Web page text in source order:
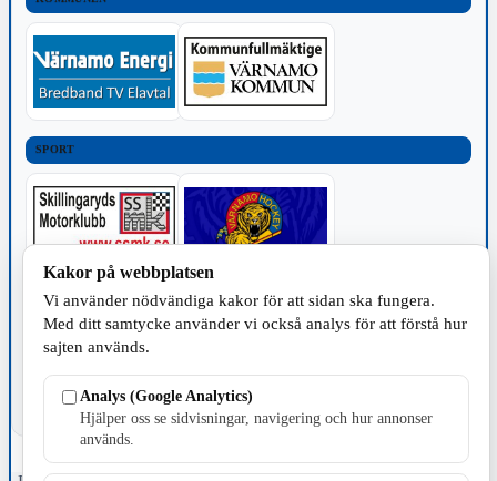
SPORT
TILLVERKNING
Kakor på webbplatsen
Vi använder nödvändiga kakor för att sidan ska fungera.
Med ditt samtycke använder vi också analys för att förstå hur
sajten används.
Analys (Google Analytics)
Hjälper oss se sidvisningar, navigering och hur annonser
används.